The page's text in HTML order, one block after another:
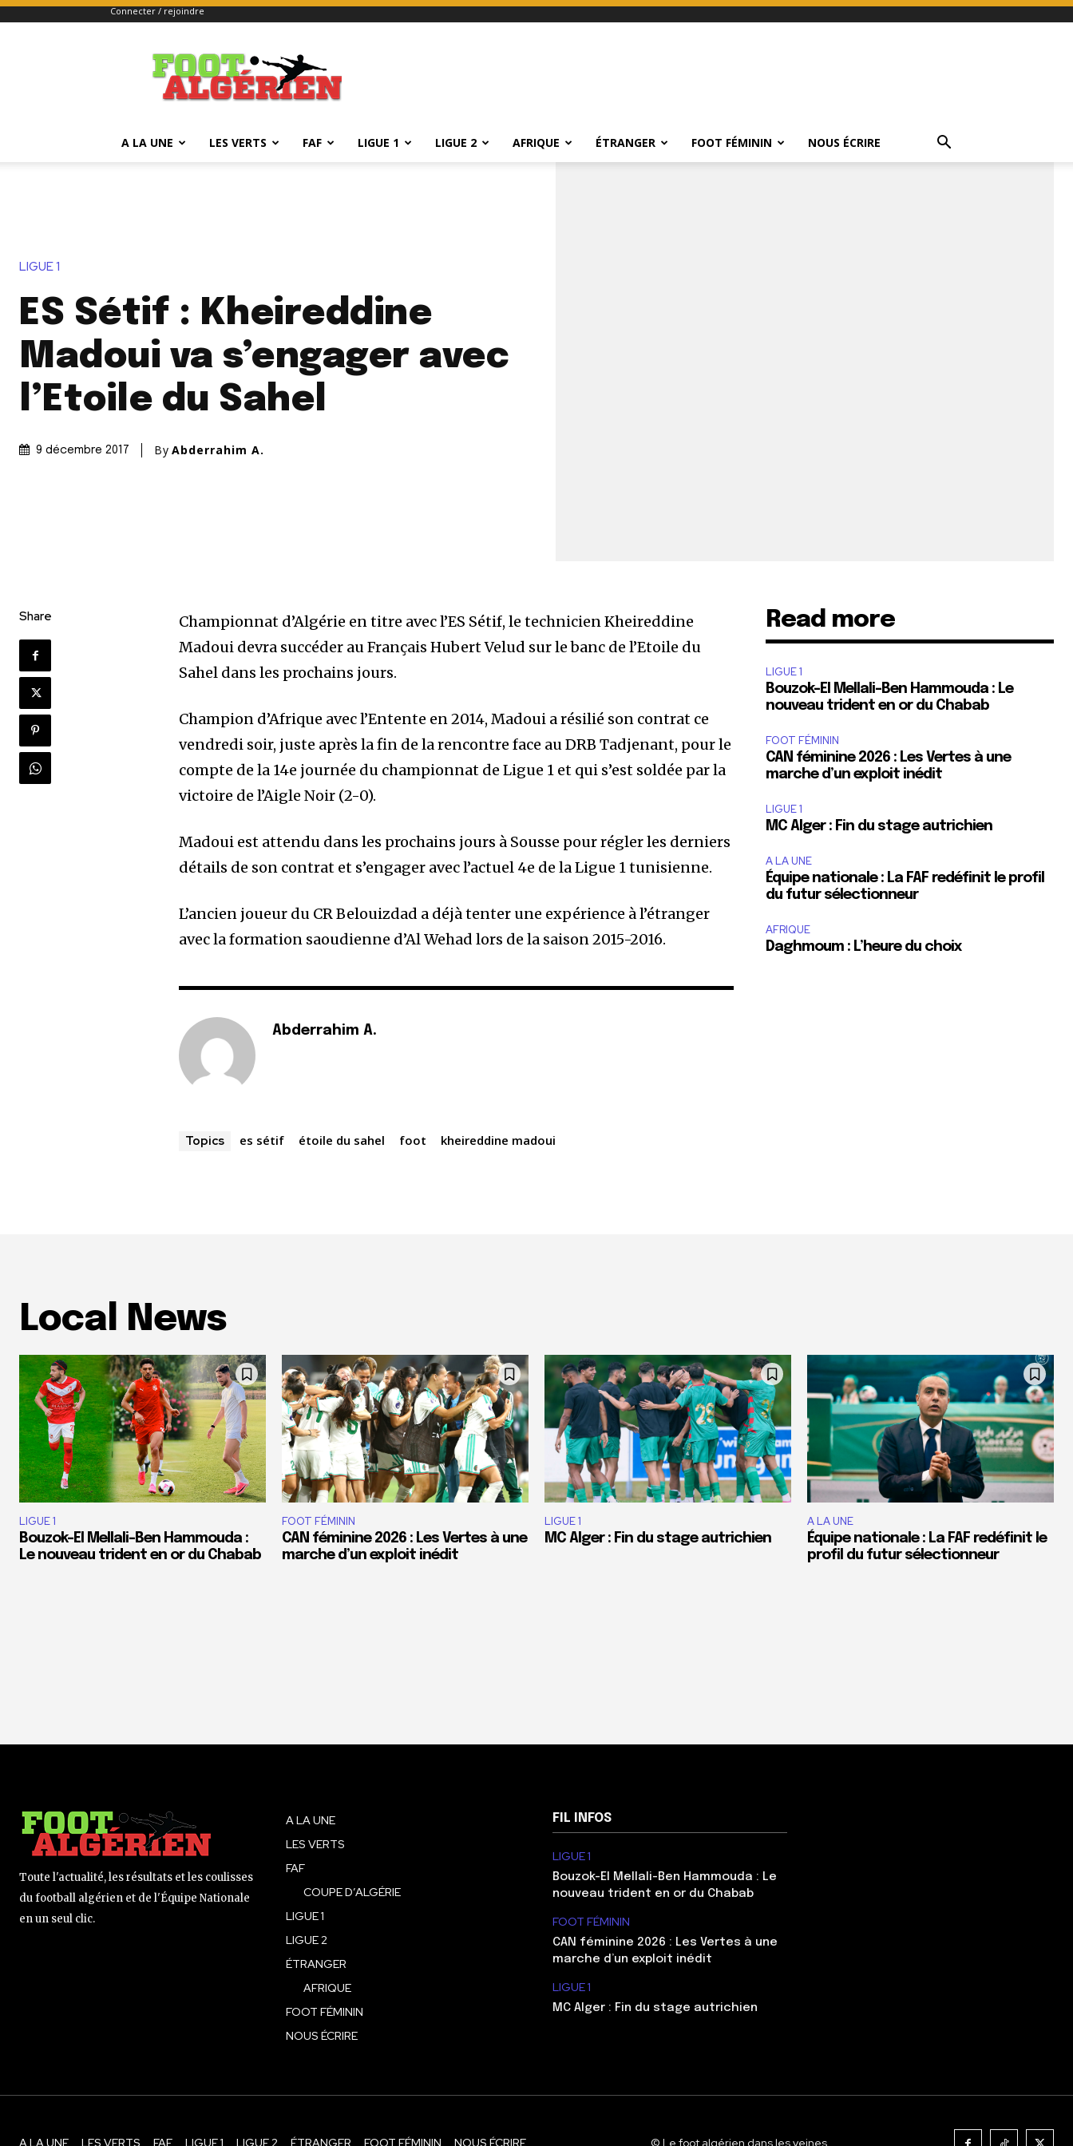
Connecter / rejoindre
FOOTALGERIEN
A LA UNE LES VERTS FAF LIGUE 1 LIGUE 2 AFRIQUE ÉTRANGER FOOT FÉMININ NOUS ÉCRIRE
LIGUE 1
ES Sétif : Kheireddine
Madoui va s’engager avec
l’Etoile du Sahel
9 décembre 2017 By Abderrahim A.
Share
Championnat d’Algérie en titre avec l’ES Sétif, le technicien Kheireddine
Madoui devra succéder au Français Hubert Velud sur le banc de l’Etoile du
Sahel dans les prochains jours.
Champion d’Afrique avec l’Entente en 2014, Madoui a résilié son contrat ce
vendredi soir, juste après la fin de la rencontre face au DRB Tadjenant, pour le
compte de la 14e journée du championnat de Ligue 1 et qui s’est soldée par la
victoire de l’Aigle Noir (2-0).
Madoui est attendu dans les prochains jours à Sousse pour régler les derniers
détails de son contrat et s’engager avec l’actuel 4e de la Ligue 1 tunisienne.
L’ancien joueur du CR Belouizdad a déjà tenter une expérience à l’étranger
avec la formation saoudienne d’Al Wehad lors de la saison 2015-2016.
Abderrahim A.
Topics es sétif étoile du sahel foot kheireddine madoui
Read more
LIGUE 1
Bouzok-El Mellali-Ben Hammouda : Le
nouveau trident en or du Chabab
FOOT FÉMININ
CAN féminine 2026 : Les Vertes à une
marche d’un exploit inédit
LIGUE 1
MC Alger : Fin du stage autrichien
A LA UNE
Équipe nationale : La FAF redéfinit le profil
du futur sélectionneur
AFRIQUE
Daghmoum : L’heure du choix
Local News
LIGUE 1
Bouzok-El Mellali-Ben Hammouda :
Le nouveau trident en or du Chabab
FOOT FÉMININ
CAN féminine 2026 : Les Vertes à une
marche d’un exploit inédit
LIGUE 1
MC Alger : Fin du stage autrichien
A LA UNE
Équipe nationale : La FAF redéfinit le
profil du futur sélectionneur
Toute l'actualité, les résultats et les coulisses
du football algérien et de l'Équipe Nationale
en un seul clic.
A LA UNE
LES VERTS
FAF
COUPE D’ALGÉRIE
LIGUE 1
LIGUE 2
ÉTRANGER
AFRIQUE
FOOT FÉMININ
NOUS ÉCRIRE
FIL INFOS
LIGUE 1
Bouzok-El Mellali-Ben Hammouda : Le
nouveau trident en or du Chabab
FOOT FÉMININ
CAN féminine 2026 : Les Vertes à une
marche d’un exploit inédit
LIGUE 1
MC Alger : Fin du stage autrichien
A LA UNE LES VERTS FAF LIGUE 1 LIGUE 2 ÉTRANGER FOOT FÉMININ NOUS ÉCRIRE © Le foot algérien dans les veines.